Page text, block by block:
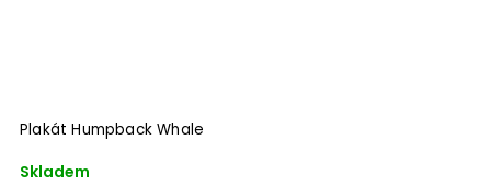
Plakát Humpback Whale
Skladem